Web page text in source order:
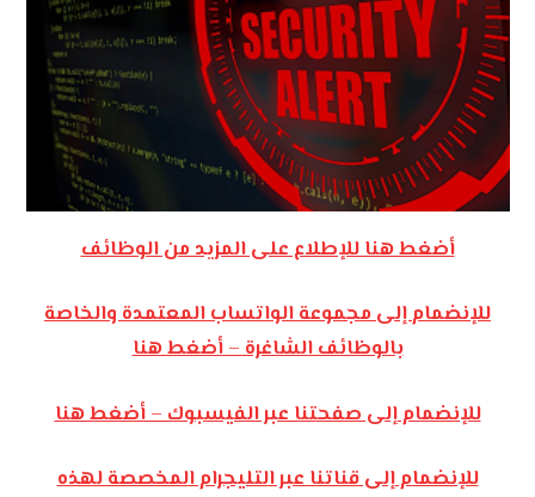
أضغط هنا للإطلاع على المزيد من الوظائف
للإنضمام إلى مجموعة الواتساب المعتمدة والخاصة
بالوظائف الشاغرة – أضغط هنا
للإنضمام إلى صفحتنا عبر الفيسبوك – أضغط هنا
للإنضمام إلى قناتنا عبر التليجرام المخصصة لهذه